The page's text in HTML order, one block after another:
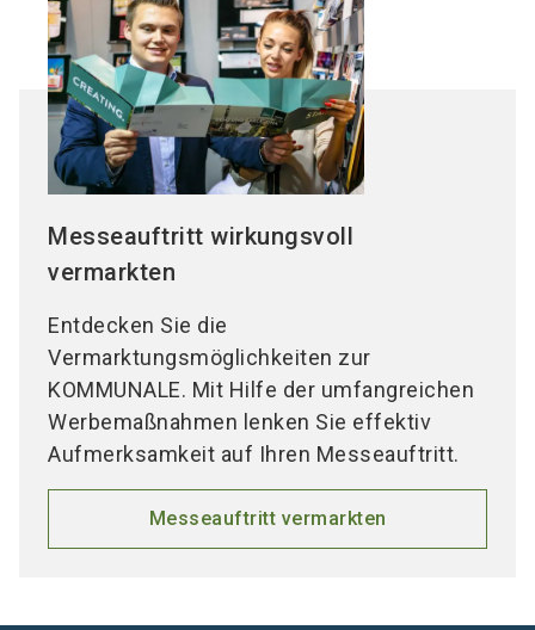
Messeauftritt wirkungsvoll
vermarkten
Entdecken Sie die
Vermarktungsmöglichkeiten zur
KOMMUNALE. Mit Hilfe der umfangreichen
Werbemaßnahmen lenken Sie effektiv
Aufmerksamkeit auf Ihren Messeauftritt.
Messeauftritt vermarkten